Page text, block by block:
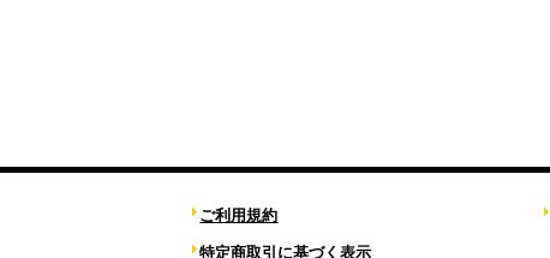
ご利用規約
特定商取引に基づく表示